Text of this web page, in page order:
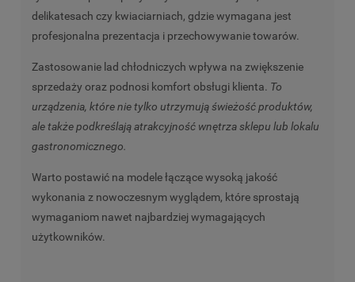
delikatesach czy kwiaciarniach, gdzie wymagana jest
profesjonalna prezentacja i przechowywanie towarów.
Zastosowanie lad chłodniczych wpływa na zwiększenie
sprzedaży oraz podnosi komfort obsługi klienta. To
urządzenia, które nie tylko utrzymują świeżość produktów,
ale także podkreślają atrakcyjność wnętrza sklepu lub lokalu
gastronomicznego.
Warto postawić na modele łączące wysoką jakość
wykonania z nowoczesnym wyglądem, które sprostają
wymaganiom nawet najbardziej wymagających
użytkowników.